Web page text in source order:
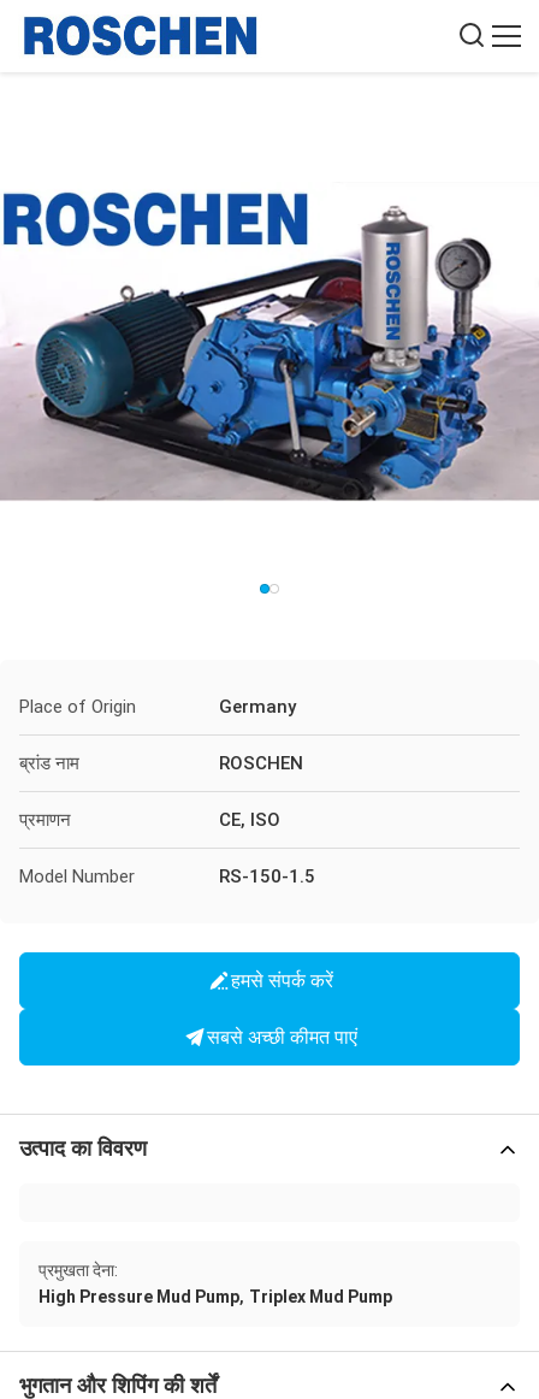
Place of Origin Germany
ब्रांड नाम ROSCHEN
प्रमाणन CE, ISO
Model Number RS-150-1.5
हमसे संपर्क करें
सबसे अच्छी कीमत पाएं
उत्पाद का विवरण
प्रमुखता देना:
High Pressure Mud Pump, Triplex Mud Pump
भुगतान और शिपिंग की शर्तें